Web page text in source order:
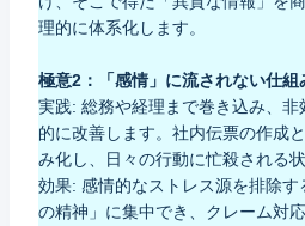
理的に体系化します。
極意2：「感情」に流されない仕組
実践: 総務や経理まで巻き込み、
的に改善します。社内伝票の作成
み化し、日々の行動に忙殺される
効果: 感情的なストレス源を排除
の精神」に集中でき、クレーム対